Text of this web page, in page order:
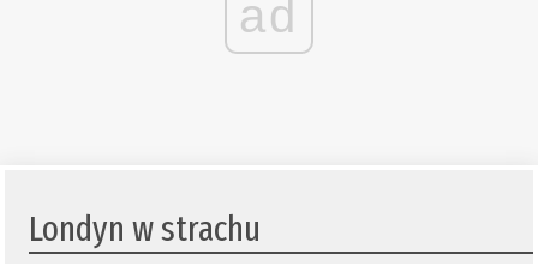
ad
Londyn w strachu